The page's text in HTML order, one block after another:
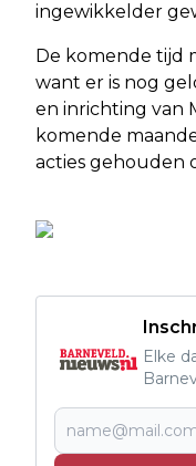
ingewikkelder
De komende tijd
want er is nog
en inrichting van
komende
acties gehouden
Elke